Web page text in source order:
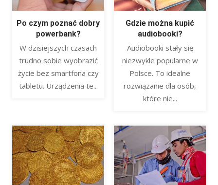
bypoznan.pl
nowiny.media.pl
internetowymarketing.pl
samaprzyjemnosc.pl
Po czym poznać dobry
powerbank?
W dzisiejszych czasach
trudno sobie wyobrazić
życie bez smartfona czy
tabletu. Urządzenia te...
Gdzie można kupić
audiobooki?
Audiobooki stały się
niezwykle popularne w
Polsce. To idealne
rozwiązanie dla osób,
które nie...